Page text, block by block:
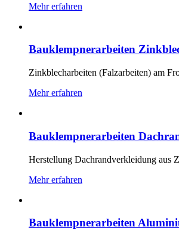
Mehr erfahren
Bauklempnerarbeiten
Zinkblecharbeiten (Falzarbeiten) am
Mehr erfahren
Bauklempnerarbeiten
Herstellung Dachrandverkleidung aus
Mehr erfahren
Bauklempnerarbeiten